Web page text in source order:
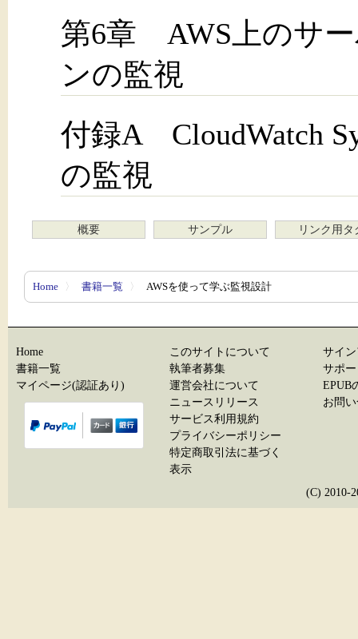
第6章 AWS上のサ
ンの監視
付録A CloudWatch
の監視
概要 サンプル リンク用タ
Home 〉 書籍一覧 〉 AWSを使って学ぶ監視設計
Home
書籍一覧
マイページ(認証あり)
このサイトについて
執筆者募集
運営会社について
ニュースリリース
サービス利用規約
プライバシーポリシー
特定商取引法に基づく
表示
サイ
サポ
EPUB
お問
(C) 2010-